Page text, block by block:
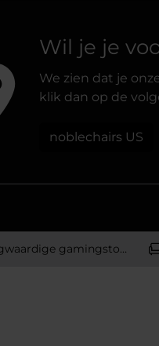
Wil je je
We zien dat je
klik dan op de
noblechairs US
gamingstoelen